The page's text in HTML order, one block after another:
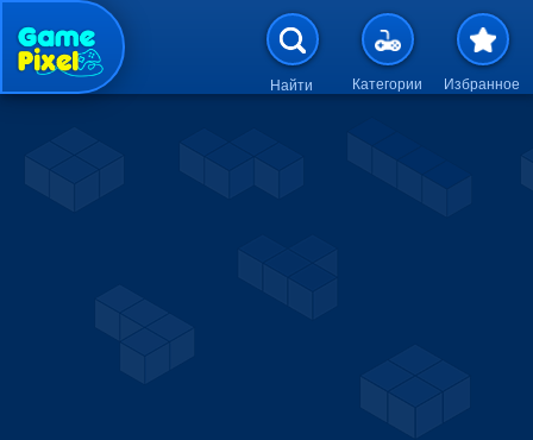
Перейти к основному
Найти Категории Избранное